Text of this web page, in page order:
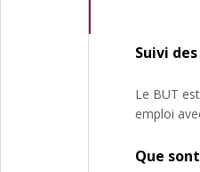
Suivi
Le BUT
emploi
Que